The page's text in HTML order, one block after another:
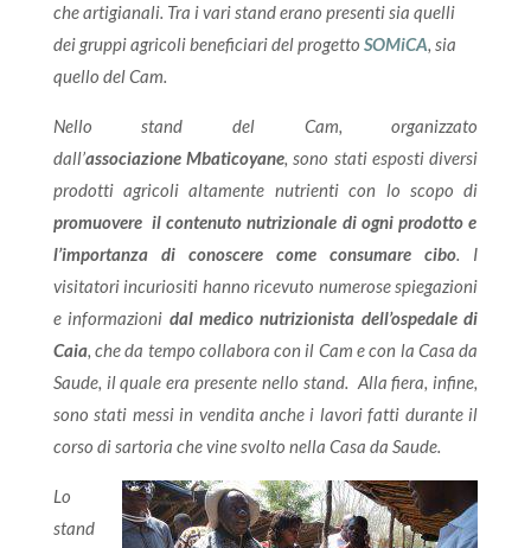
che artigianali. Tra i vari stand erano presenti sia quelli
dei gruppi agricoli beneficiari del progetto SOMiCA, sia
quello del Cam.
Nello stand del Cam, organizzato
dall’associazione Mbaticoyane, sono stati esposti diversi
prodotti agricolialtamente nutrienti con lo scopo di
promuovere il contenuto nutrizionale di ogni prodotto e
l’importanza di conoscere come consumare cibo. I
visitatori incuriositi hanno ricevuto numerose spiegazioni
e informazioni dal medico nutrizionista dell’ospedale di
Caia, che da tempo collabora con il Cam e con la Casa da
Saude, il quale era presente nello stand. Alla fiera, infine,
sono stati messi in vendita anche i lavori fatti durante il
corso di sartoria che vine svolto nella Casa da Saude.
Lo
stand